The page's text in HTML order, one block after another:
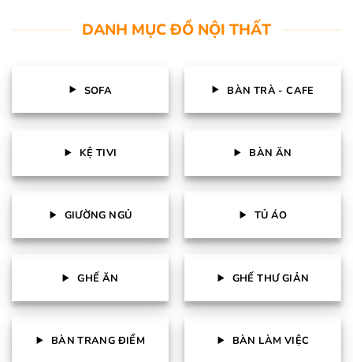
DANH MỤC ĐỒ NỘI THẤT
SOFA BÀN TRÀ - CAFE
KỆ TIVI BÀN ĂN
GIƯỜNG NGỦ TỦ ÁO
GHẾ ĂN GHẾ THƯ GIẢN
BÀN TRANG ĐIỂM BÀN LÀM VIỆC